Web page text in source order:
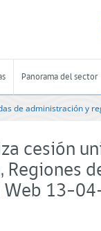
Panorama del sector
de administración y
cesión
Web 13-